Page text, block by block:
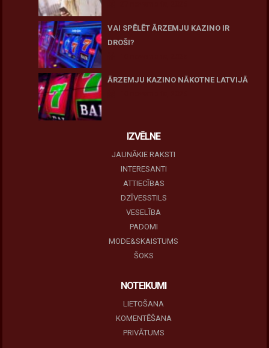
VAI SPĒLĒT ĀRZEMJU KAZINO IR
DROŠI?
ĀRZEMJU KAZINO NĀKOTNE LATVIJĀ
IZVĒLNE
JAUNĀKIE RAKSTI
INTERESANTI
ATTIECĪBAS
DZĪVESSTILS
VESELĪBA
PADOMI
MODE&SKAISTUMS
ŠOKS
NOTEIKUMI
LIETOŠANA
KOMENTĒŠANA
PRIVĀTUMS